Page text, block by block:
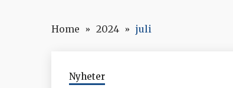
Home 2024 juli
Nyheter